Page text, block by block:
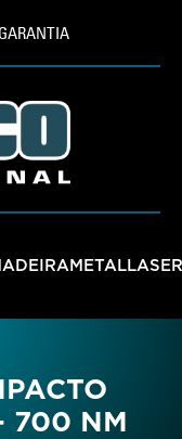
GARANTIA
METAL LASER
700 NM